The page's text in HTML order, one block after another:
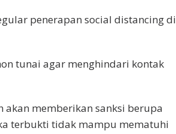
penerapan social distancing di
tunai agar menghindari kontak
memberikan sanksi berupa
terbukti tidak mampu mematuhi